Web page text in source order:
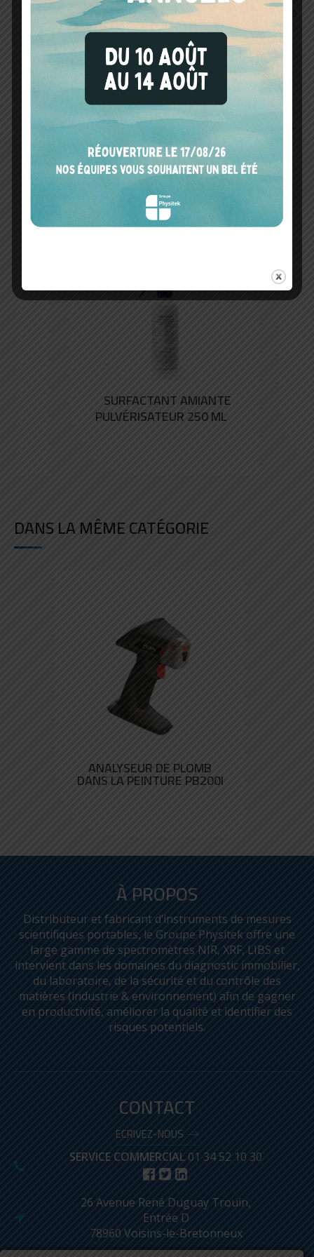
individuel Sachet de
10 paires
Totalement
imperméable
Résistant à la
déchirure, à la
perforation et aux
produits chimiques
PHYSITEK DEVICES VOUS RECOMMANDE
SURFACTANT AMIANTE
PULVÉRISATEUR 250 ML
DANS LA MÊME CATÉGORIE
ANALYSEUR DE PLOMB
DANS LA PEINTURE PB200I
À PROPOS
Distributeur et fabricant d’instruments de mesures
scientifiques portables, le Groupe Physitek offre une
large gamme de spectromètres NIR, XRF, LIBS et
intervient dans les domaines du diagnostic immobilier,
du laboratoire, de la sécurité et du contrôle des
matières (industrie & environnement) afin de gagner
en productivité, améliorer la qualité et identifier des
risques potentiels.
CONTACT
ECRIVEZ-NOUS
SERVICE COMMERCIAL01 34 52 10 30
26 Avenue René Duguay Trouin,
Entrée D
78960 Voisins-le-Bretonneux